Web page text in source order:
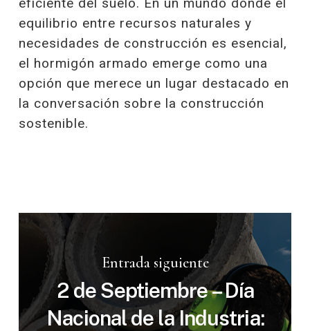
equilibrio entre recursos naturales y
necesidades de construcción es esencial,
el hormigón armado emerge como una
opción que merece un lugar destacado en
la conversación sobre la construcción
sostenible.
Entrada siguiente
2 de Septiembre – Día
Nacional de la Industria: